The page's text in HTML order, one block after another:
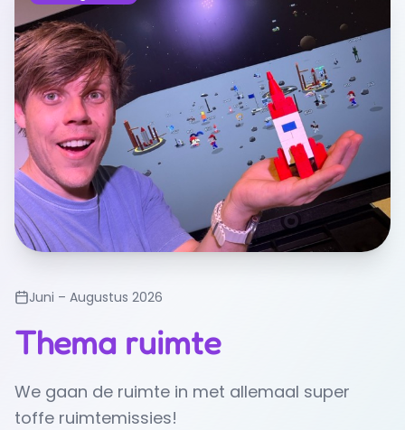
Juni – Augustus 2026
Thema ruimte
We gaan de ruimte in met allemaal super
toffe ruimtemissies!